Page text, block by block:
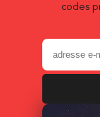
codes